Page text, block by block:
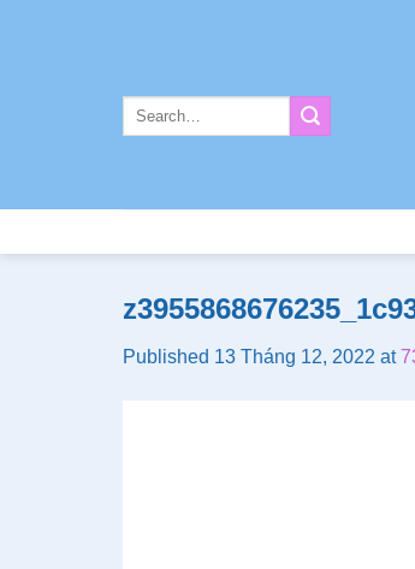
Published 13 Tháng 12, 2022 at